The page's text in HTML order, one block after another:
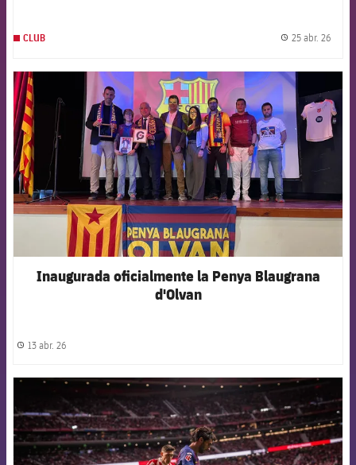
CLUB 25 abr. 26
FCB Barcelona badge
Inaugurada oficialmente la Penya Blaugrana
d'Olvan
label.share.clock
13 abr. 26
FCB Barcelona badge